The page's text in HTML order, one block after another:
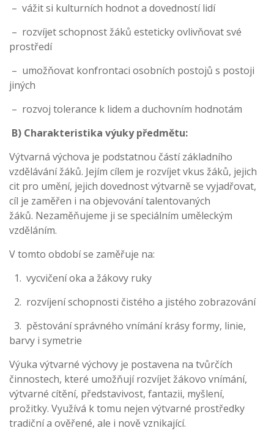
– vážit si kulturních hodnot a dovedností lidí
– rozvíjet schopnost žáků esteticky ovlivňovat své
prostředí
– umožňovat konfrontaci osobních postojů s postoji
jiných
– rozvoj tolerance k lidem a duchovním hodnotám
B) Charakteristika výuky předmětu:
Výtvarná výchova je podstatnou částí základního
vzdělávání žáků. Jejím cílem je rozvíjet vkus žáků, jejich
cit pro umění, jejich dovednost výtvarně se vyjadřovat,
cíl je zaměřen i na objevování talentovaných
žáků. Nezaměňujeme ji se speciálním uměleckým
vzděláním.
V tomto období se zaměřuje na:
1. vycvičení oka a žákovy ruky
2. rozvíjení schopnosti čistého a jistého zobrazování
3. pěstování správného vnímání krásy formy, linie,
barvy i symetrie
Výuka výtvarné výchovy je postavena na tvůrčích
činnostech, které umožňují rozvíjet žákovo vnímání,
výtvarné cítění, představivost, fantazii, myšlení,
prožitky. Využívá k tomu nejen výtvarné prostředky
tradiční a ověřené, ale i nově vznikající.